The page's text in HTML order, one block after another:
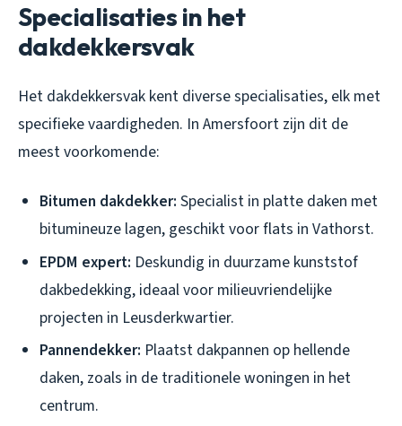
Specialisaties in het
dakdekkersvak
Het dakdekkersvak kent diverse specialisaties, elk met
specifieke vaardigheden. In Amersfoort zijn dit de
meest voorkomende:
Bitumen dakdekker: Specialist in platte daken met
bitumineuze lagen, geschikt voor flats in Vathorst.
EPDM expert: Deskundig in duurzame kunststof
dakbedekking, ideaal voor milieuvriendelijke
projecten in Leusderkwartier.
Pannendekker: Plaatst dakpannen op hellende
daken, zoals in de traditionele woningen in het
centrum.